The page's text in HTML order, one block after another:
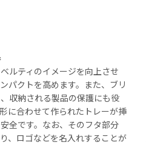
ルティのイメージを向上させ
パクトを高めます。また、ブリ
収納される製品の保護にも役
に合わせて作られたトレーが挿
全です。なお、そのフタ部分
、ロゴなどを名入れすることが